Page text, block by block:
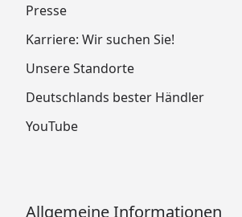
Presse
Karriere: Wir suchen Sie!
Unsere Standorte
Deutschlands bester Händler
YouTube
Allgemeine Informationen